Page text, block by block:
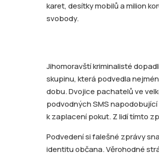
karet, desítky mobilů a milion
svobody.
Jihomoravští kriminalisté
skupinu, která podvedla
dobu. Dvojice pachatelů ve
podvodných SMS
k zaplacení pokut. Z lidí tímto
Podvedení si falešné zprávy
identitu občana. Věrohodné